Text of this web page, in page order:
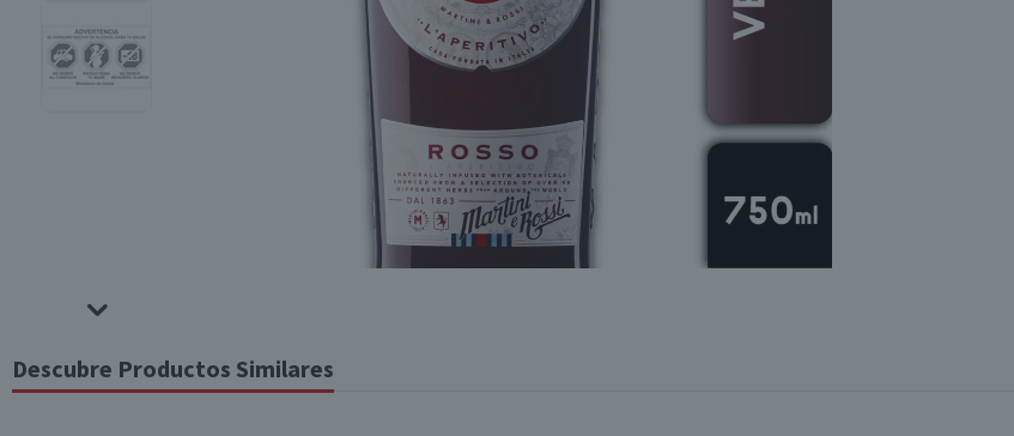
Descubre Productos Similares